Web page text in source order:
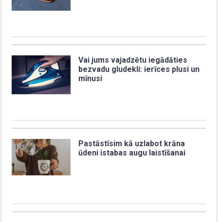
Vai jums vajadzētu iegādāties
bezvadu gludekli: ierīces plusi un
mīnusi
Pastāstīsim kā uzlabot krāna
ūdeni istabas augu laistīšanai